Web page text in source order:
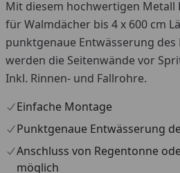
Mit diesem hochwertigen Metall
für Walmdächer bis 4 x 600 cm
punktgenaue Entwässerung des
werden die Seitenwände vor
Inkl. Rinnen- und Fallrohre.
Einfache Montage
Punktgenaue Entwässerung
Anschluss von Regentonne
möglich